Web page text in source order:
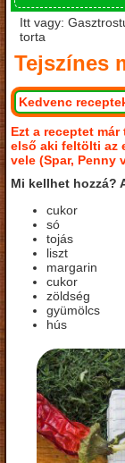
Itt vagy:
torta
Tejszínes
Kedvenc
Ezt a receptet
első aki feltölti az
vele (Spar, Penny
Mi kellhet hozzá?
cukor
só
tojás
liszt
margarin
cukor
zöldség
gyümölcs
hús